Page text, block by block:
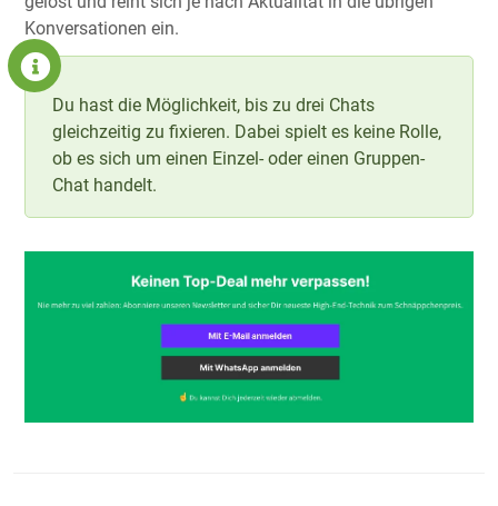
Konversationen ein.
Du hast die Möglichkeit, bis zu drei Chats
gleichzeitig zu fixieren. Dabei spielt es keine Rolle,
ob es sich um einen Einzel- oder einen Gruppen-
Chat handelt.